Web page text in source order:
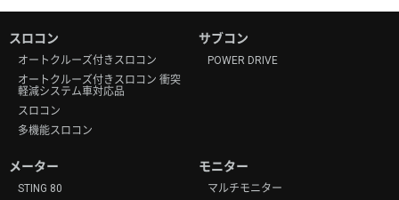
スロコン
オートクルーズ付きスロコン
オートクルーズ付きスロコン 衝突
軽減システム車対応品
スロコン
多機能スロコン
サブコン
POWER DRIVE
メーター
STING 80
モニター
マルチモニター